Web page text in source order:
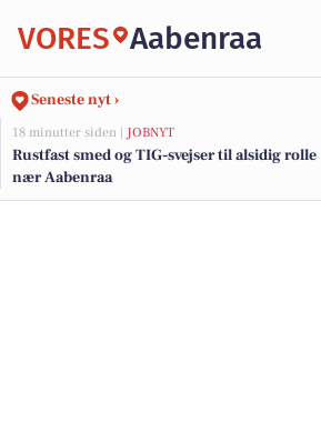
VORES Aabenraa
Seneste nyt ›
18 minutter siden | JOBNYT
Rustfast smed og TIG-svejser til alsidig rolle
nær Aabenraa